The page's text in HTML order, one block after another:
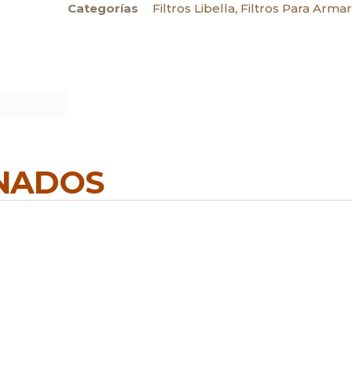
Categorías Filtros Libella, Filtros Para Armar